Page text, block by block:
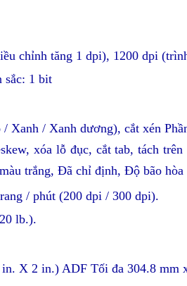
chỉnh tăng 1 dpi), 1200 dpi
sắc: 1 bit
Xanh / Xanh dương), cắt xén
xóa lỗ đục, cắt tab, tách
trắng, Đã chỉ định, Độ bão
/ phút (200 dpi / 300 dpi).
lb.).
X 2 in.) ADF Tối đa 304.8 mm